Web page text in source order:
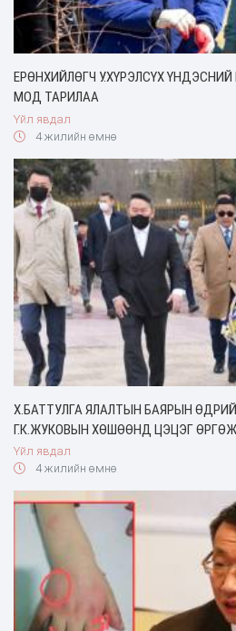
ЕРӨНХИЙЛӨГЧ У.ХҮРЭЛСҮХ
МОД ТАРИЛАА
Үйл явдал
4 жилийн өмнө
Х.БАТТУЛГА ЯЛАЛТЫН БАЯРЫН
Г.К.ЖУКОВЫН ХӨШӨӨНД ЦЭЦЭГ
Үйл явдал
4 жилийн өмнө